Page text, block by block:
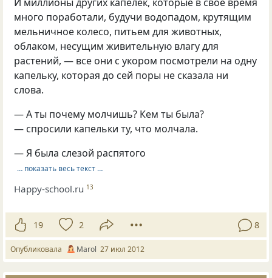
И миллионы других капелек, которые в свое время
много поработали, будучи водопадом, крутящим
мельничное колесо, питьем для животных,
облаком, несущим живительную влагу для
растений, — все они с укором посмотрели на одну
капельку, которая до сей поры не сказала ни
слова.
— А ты почему молчишь? Кем ты была?
— спросили капельки ту, что молчала.
— Я была слезой распятого
… показать весь текст …
Happy-school.ru 13
19 2 8
Опубликовала Marol 27 июл 2012